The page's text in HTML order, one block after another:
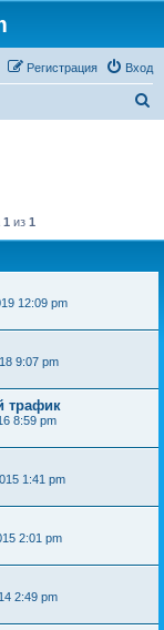
Вход
Регистрация
1 из 1
12:09 pm
9:07 pm
трафик
8:59 pm
1:41 pm
2:01 pm
2:49 pm